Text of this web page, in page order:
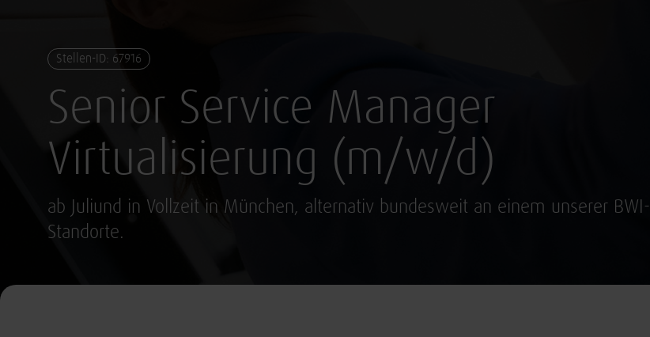
Stellen-ID: 67916
Senior Service Manager
Virtualisierung (m/w/d)
ab Juliund in Vollzeit in München, alternativ bundesweit an einem unserer BWI-
Standorte.